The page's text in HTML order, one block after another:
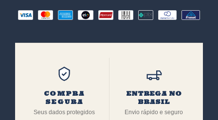
COMPRA
SEGURA
Seus dados protegidos
ENTREGA NO
BRASIL
Envio rápido e seguro